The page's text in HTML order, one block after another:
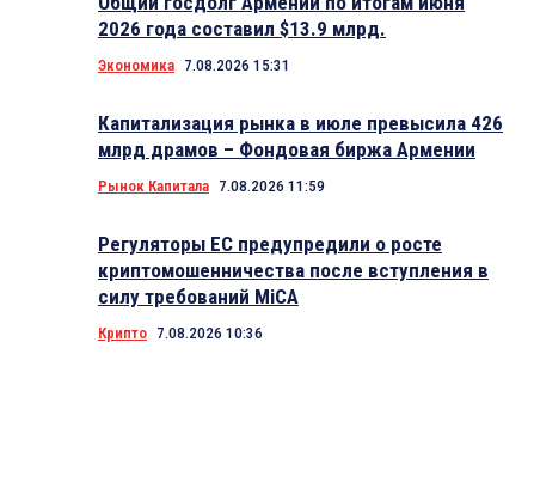
2026 года составил $13.9 млрд.
Экономика 7.08.2026 15:31
Капитализация рынка в июле превысила 426
млрд драмов – Фондовая биржа Армении
Рынок Капитала 7.08.2026 11:59
Регуляторы ЕС предупредили о росте
криптомошенничества после вступления в
силу требований MiCA
Крипто 7.08.2026 10:36